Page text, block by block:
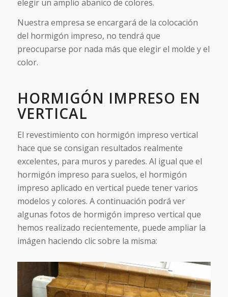
elegir un amplio abanico de colores.
Nuestra empresa se encargará de la colocación
del hormigón impreso, no tendrá que
preocuparse por nada más que elegir el molde y el
color.
HORMIGÓN IMPRESO EN
VERTICAL
El revestimiento con hormigón impreso vertical
hace que se consigan resultados realmente
excelentes, para muros y paredes. Al igual que el
hormigón impreso para suelos, el hormigón
impreso aplicado en vertical puede tener varios
modelos y colores. A continuación podrá ver
algunas fotos de hormigón impreso vertical que
hemos realizado recientemente, puede ampliar la
imágen haciendo clic sobre la misma: